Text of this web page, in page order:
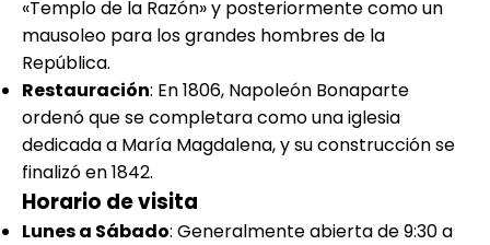
«Templo de la Razón» y posteriormente como un
mausoleo para los grandes hombres de la
República.
Restauración: En 1806, Napoleón Bonaparte
ordenó que se completara como una iglesia
dedicada a María Magdalena, y su construcción se
finalizó en 1842.
Horario de visita
Lunes a Sábado: Generalmente abierta de 9:30 a